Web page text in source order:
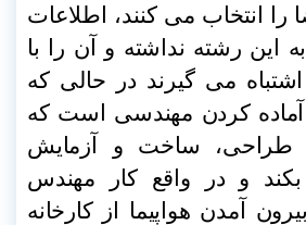
انتخاب می کنند، اطلاعات
رشته نداشته و آن را با
اشتباه می گیرند در حالی که
کردن مهندسی است که
طراحی، ساخت و آزمایش
بکند و در واقع کار مهندس
آمدن هواپیما از کارخانه